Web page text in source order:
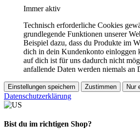
Immer aktiv
Technisch erforderliche Cookies
grundlegende Funktionen unserer
Beispiel dazu, dass du Produkte im
dich in dein Kundenkonto einloggen
auf dich ist für uns dadurch nicht
anfallende Daten werden niemals an
Einstellungen speichern Zustimmen Nur
Datenschutzerklärung
Bist du im richtigen Shop?